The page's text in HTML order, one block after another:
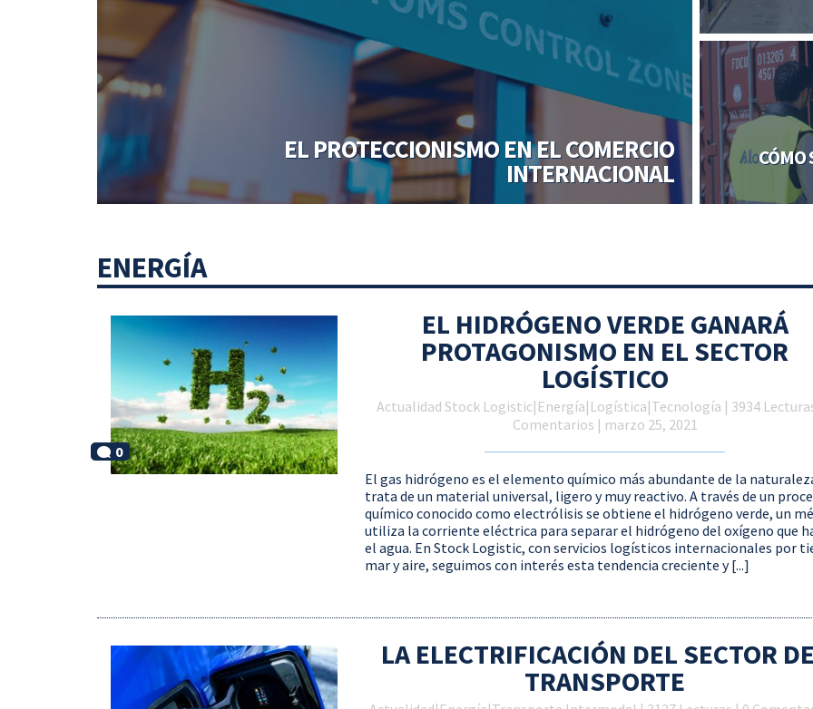
EL PROTECCIONISMO EN EL COMERCIO
INTERNACIONAL
CÓMO
ENERGÍA
0
EL HIDRÓGENO VERDE GANARÁ
PROTAGONISMO EN EL SECTOR
LOGÍSTICO
Actualidad Stock Logistic| Energía| Logística|Tecnología | 3934
Comentarios | marzo 25, 2021
El gas hidrógeno es el elemento químico más abundante de la
trata de un material universal, ligero y muy reactivo. A través de un
químico conocido como electrólisis se obtiene el hidrógeno verde, un
utiliza la corriente eléctrica para separar el hidrógeno del oxígeno que
el agua. En Stock Logistic, con servicios logísticos internacionales por
mar y aire, seguimos con interés esta tendencia creciente y [...]
LA ELECTRIFICACIÓN DEL SECTOR
TRANSPORTE